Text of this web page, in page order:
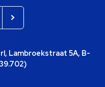
Lambroekstraat 5A, B-